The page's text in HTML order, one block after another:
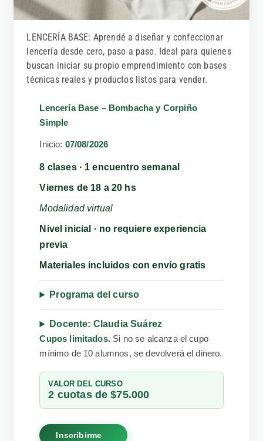
LENCERÍA BASE: Aprendé a diseñar y confeccionar
lencería desde cero, paso a paso. Ideal para quienes
buscan iniciar su propio emprendimiento con bases
técnicas reales y productos listos para vender.
Lencería Base – Bombacha y Corpiño
Simple
Inicio: 07/08/2026
8 clases · 1 encuentro semanal
Viernes de 18 a 20 hs
Modalidad virtual
Nivel inicial · no requiere experiencia
previa
Materiales incluidos con envío gratis
Programa del curso
Docente: Claudia Suárez
Cupos limitados.Si no se alcanza el cupo
mínimo de 10 alumnos, se devolverá el dinero.
VALOR DEL CURSO
2 cuotas de $75.000
Inscribirme